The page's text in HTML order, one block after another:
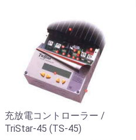
充放電コントローラー /
TriStar-45 (TS-45)